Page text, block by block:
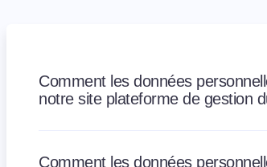
Comment les données
notre site plateforme de gestion
Comment les données